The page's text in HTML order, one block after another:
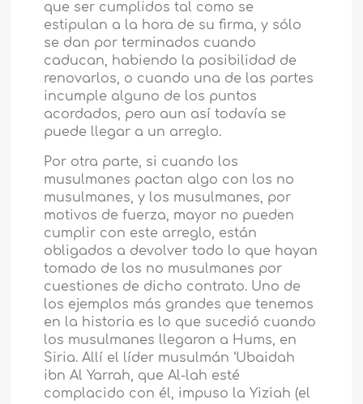
que ser cumplidos tal como se
estipulan a la hora de su firma, y sólo
se dan por terminados cuando
caducan, habiendo la posibilidad de
renovarlos, o cuando una de las partes
incumple alguno de los puntos
acordados, pero aun así todavía se
puede llegar a un arreglo.
Por otra parte, si cuando los
musulmanes pactan algo con los no
musulmanes, y los musulmanes, por
motivos de fuerza, mayor no pueden
cumplir con este arreglo, están
obligados a devolver todo lo que hayan
tomado de los no musulmanes por
cuestiones de dicho contrato. Uno de
los ejemplos más grandes que tenemos
en la historia es lo que sucedió cuando
los musulmanes llegaron a Hums, en
Siria. Allí el líder musulmán ‘Ubaidah
ibn Al Yarrah, que Al-lah esté
complacido con él, impuso la Yiziah (el